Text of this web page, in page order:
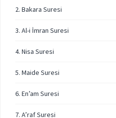
2. Bakara Suresi
3. Al-i İmran Suresi
4. Nisa Suresi
5. Maide Suresi
6. En’am Suresi
7. A’raf Suresi